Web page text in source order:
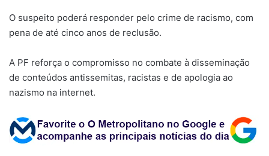
O suspeito poderá responder pelo crime de racismo, com
pena de até cinco anos de reclusão.
A PF reforça o compromisso no combate à disseminação
de conteúdos antissemitas, racistas e de apologia ao
nazismo na internet.